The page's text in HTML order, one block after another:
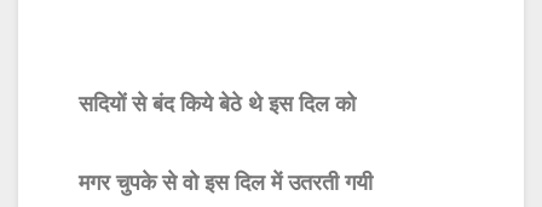
सदियों से बंद किये बेठे थे इस दिल को
मगर चुपके से वो इस दिल में उतरती गयी